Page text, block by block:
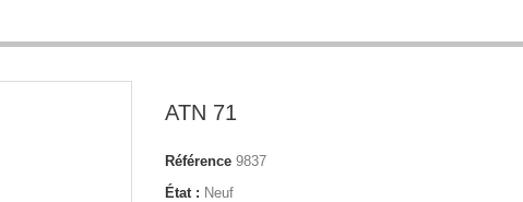
ATN 71
Référence 9837
État : Neuf